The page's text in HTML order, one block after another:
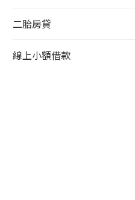
二胎房貸
線上小額借款